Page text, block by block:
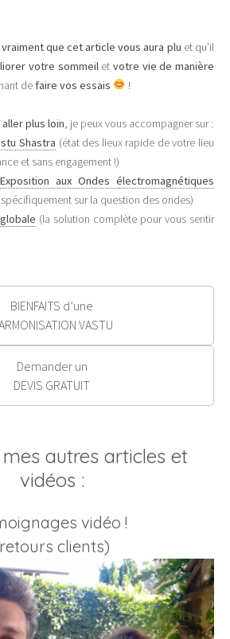
que cet article vous aura plu et qu’il
votre sommeil et votre vie de manière
de faire vos essais !
plus loin , je peux vous accompagner sur :
Shastra (état des lieux rapide de votre lieu
et sans engagement !)
aux Ondes électromagnétiques
sur la question des ondes)
(la solution complète pour vous sentir
BIENFAITS d’une
VASTU
Demander un
DEVIS GRATUIT
autres articles et
vidéos :
vidéo !
clients)